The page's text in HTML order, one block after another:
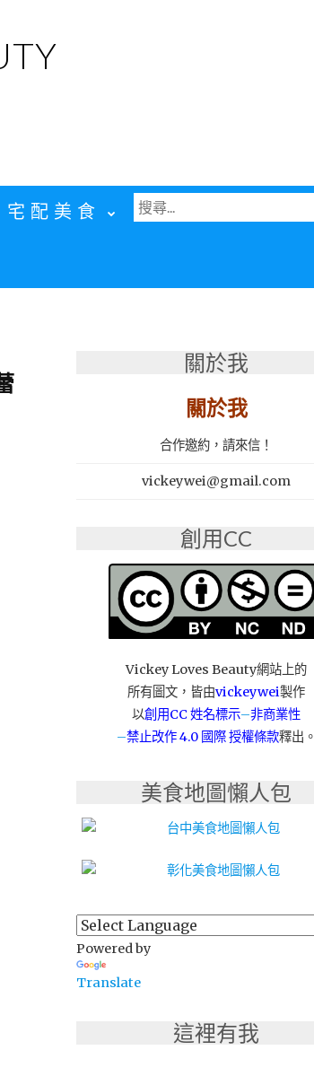
宅配美食
搜
尋
關於我
關於我
合作邀約，請來信！
vickeywei@gmail.com
創用CC
Vickey Loves Beauty網站上的
所有圖文，皆由vickeywei製作
以創用CC 姓名標示–非商業性
–禁止改作4.0 國際 授權條款釋出。
美食地圖懶人包
Powered by
Translate
這裡有我